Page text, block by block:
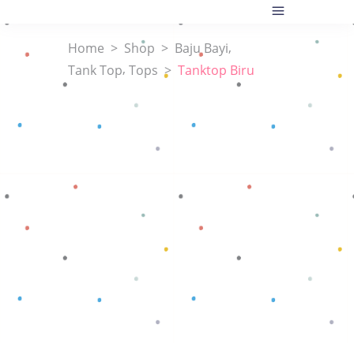
Home > Shop > Baju Bayi,
Tank Top, Tops > Tanktop Biru